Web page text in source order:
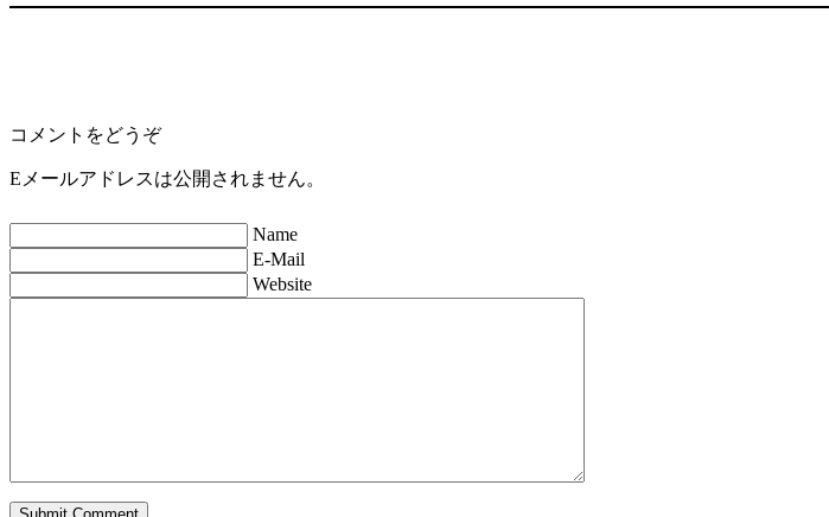
コメントをどうぞ
Eメールアドレスは公開されません。
Name
E-Mail
Website